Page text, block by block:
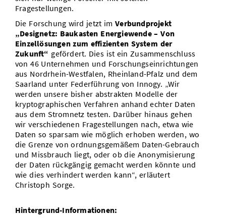
Fragestellungen.
Die Forschung wird jetzt imVerbundprojekt
„Designetz: Baukasten Energiewende – Von
Einzellösungen zum effizienten System der
Zukunft“ gefördert. Dies ist ein Zusammenschluss
von 46 Unternehmen und Forschungseinrichtungen
aus Nordrhein-Westfalen, Rheinland-Pfalz und dem
Saarland unter Federführung von Innogy. „Wir
werden unsere bisher abstrakten Modelle der
kryptographischen Verfahren anhand echter Daten
aus dem Stromnetz testen. Darüber hinaus gehen
wir verschiedenen Fragestellungen nach, etwa wie
Daten so sparsam wie möglich erhoben werden, wo
die Grenze von ordnungsgemäßem Daten-Gebrauch
und Missbrauch liegt, oder ob die Anonymisierung
der Daten rückgängig gemacht werden könnte und
wie dies verhindert werden kann“, erläutert
Christoph Sorge.
Hintergrund-Informationen: